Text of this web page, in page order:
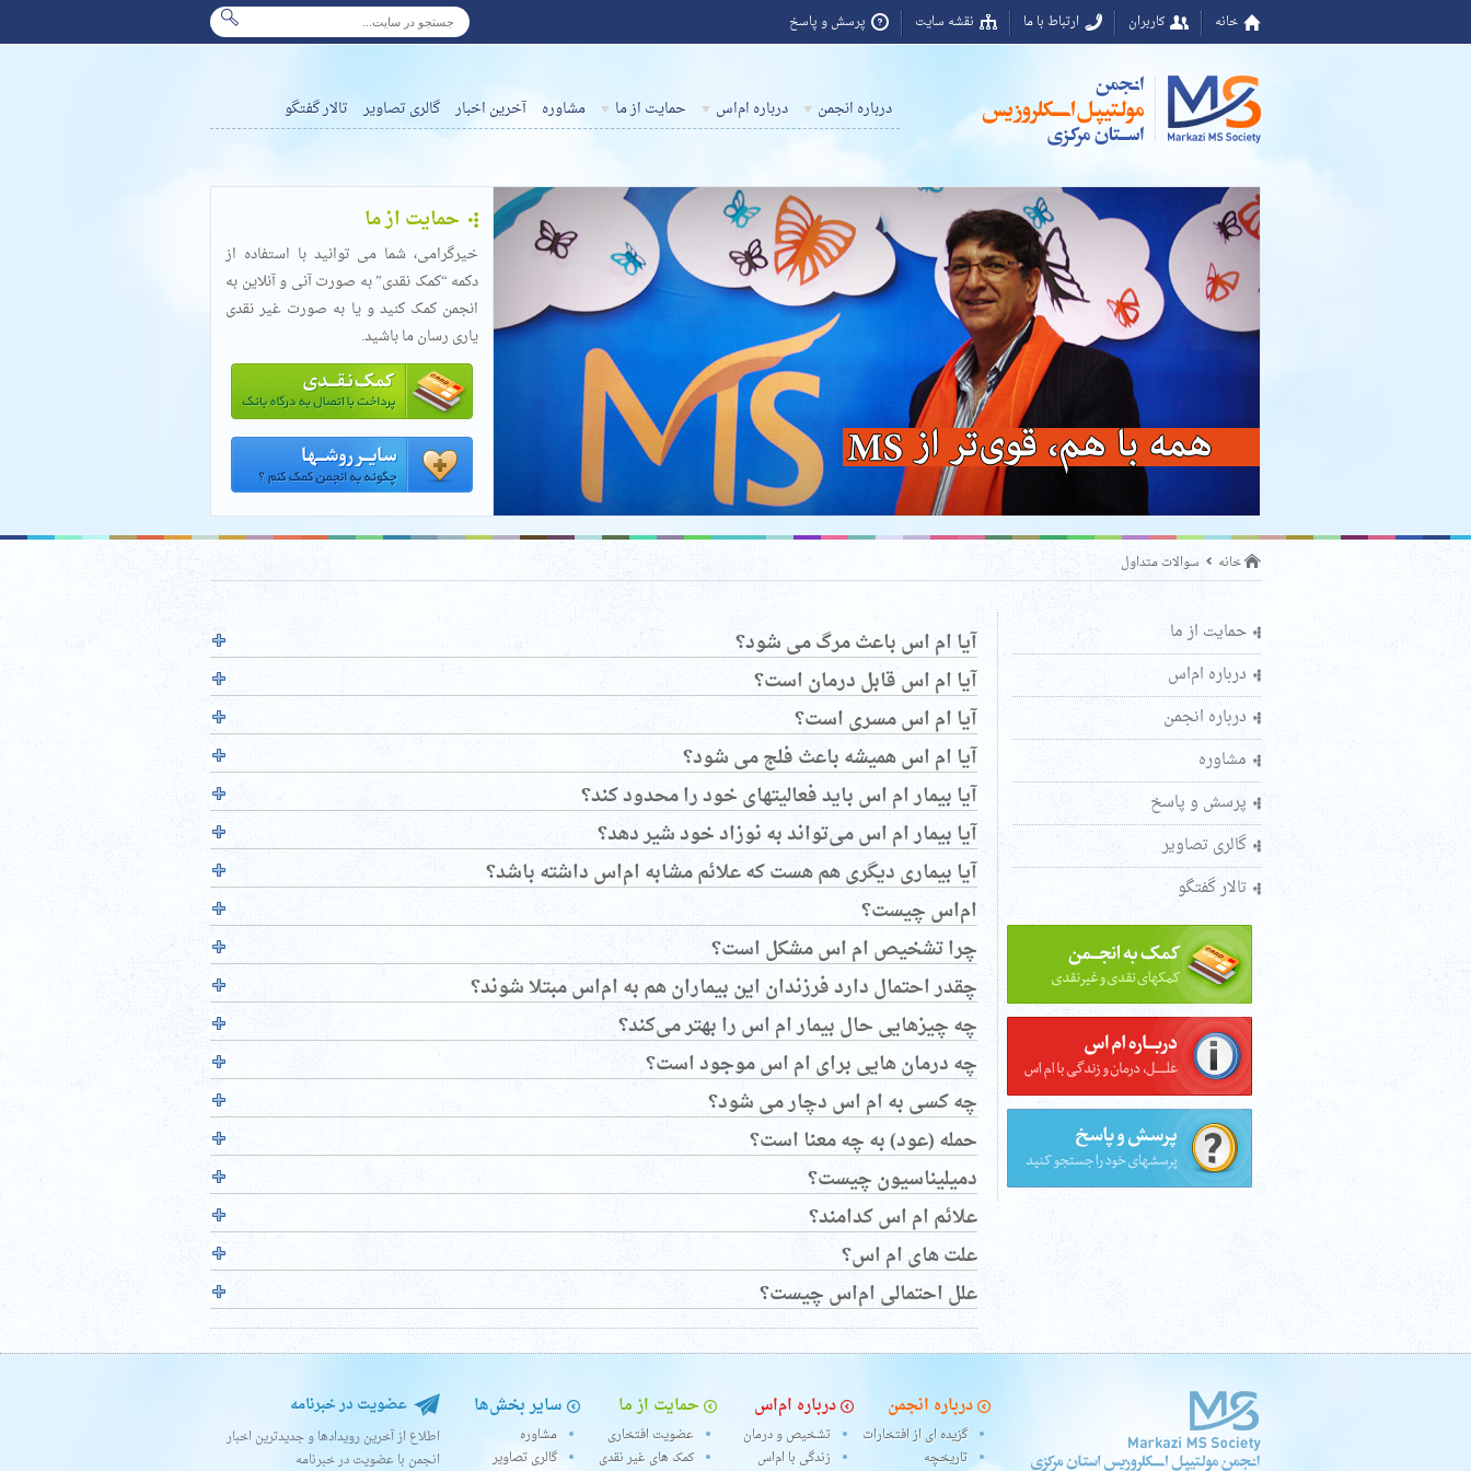
خانه کاربران ارتباط با ما نقشه سایت پرسش و پاسخ
درباره انجمن درباره ام‌اس حمایت از ما مشاوره آخرین اخبار گالری تصاویر تالار گفتگو
حمایت از ما
خیرگرامی، شما می توانید با استفاده از
دکمه “کمک نقدی” به صورت آنی و آنلاین به
انجمن کمک کنید و یا به صورت غیر نقدی
یاری رسان ما باشید.
خانه سوالات متداول
حمایت از ما
درباره ام‌اس
درباره انجمن
مشاوره
پرسش و پاسخ
گالری تصاویر
تالار گفتگو
آیا ام اس باعث مرگ می شود؟
آیا ام اس قابل درمان است؟
آیا ام اس مسری است؟
آیا ام اس همیشه باعث فلج می شود؟
آیا بیمار ام اس باید فعالیتهای خود را محدود کند؟
آیا بیمار ام اس می‌تواند به نوزاد خود شیر دهد؟
آیا بیماری دیگری هم هست که علائم مشابه ام‌اس داشته باشد؟
ام‌اس چیست؟
چرا تشخیص ام اس مشکل است؟
چقدر احتمال دارد فرزندان این بیماران هم به ام‌اس مبتلا شوند؟
چه چیزهایی حال بیمار ام اس را بهتر می‌کند؟
چه درمان هایی برای ام اس موجود است؟
چه کسی به ام اس دچار می شود؟
حمله (عود) به چه معنا است؟
دمیلیناسیون چیست؟
علائم ام اس کدامند؟
علت های ام اس؟
علل احتمالی ام‌اس چیست؟
درباره انجمن
گزیده ای از افتخارات
تاریخچه
درباره ام‌اس
تشخیص و درمان
زندگی با ام‌اس
حمایت از ما
عضویت افتخاری
کمک های غیر نقدی
سایر بخش‌ها
مشاوره
گالری تصاویر
عضویت در خبرنامه
اطلاع از آخرین رویدادها و جدیدترین اخبار
انجمن با عضویت در خبرنامه